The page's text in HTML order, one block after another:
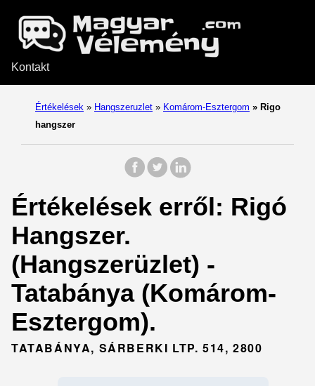
Kontakt
Értékelések » Hangszeruzlet » Komárom-Esztergom » Rigo
hangszer
Értékelések erről: Rigó
Hangszer.
(Hangszerüzlet) -
Tatabánya (Komárom-
Esztergom).
TATABÁNYA, SÁRBERKI LTP. 514, 2800